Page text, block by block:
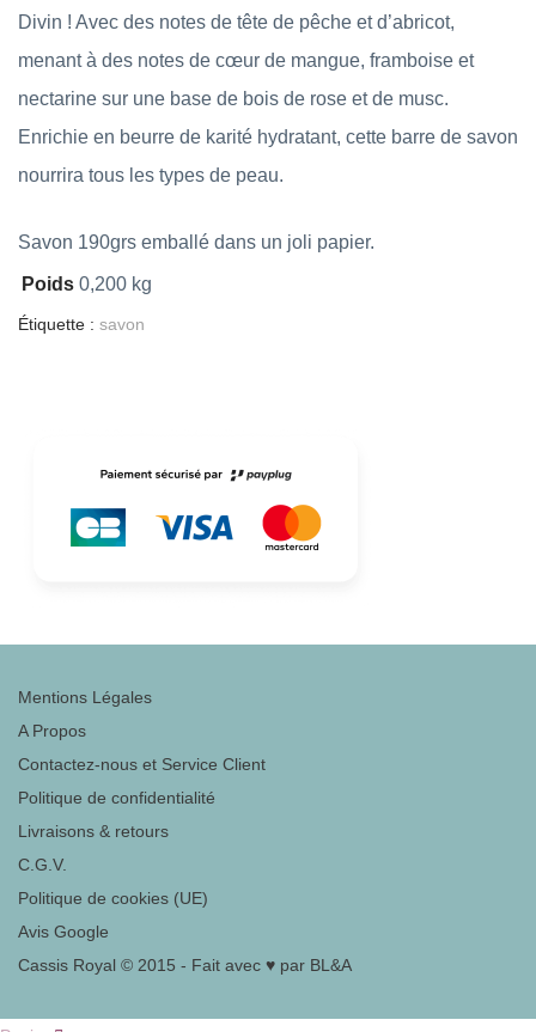
Divin ! Avec des notes de tête de pêche et d’abricot,
menant à des notes de cœur de mangue, framboise et
nectarine sur une base de bois de rose et de musc.
Enrichie en beurre de karité hydratant, cette barre de savon
nourrira tous les types de peau.
Savon 190grs emballé dans un joli papier.
Poids 0,200 kg
Étiquette : savon
Mentions Légales
A Propos
Contactez-nous et Service Client
Politique de confidentialité
Livraisons & retours
C.G.V.
Politique de cookies (UE)
Avis Google
Cassis Royal © 2015 - Fait avec ♥ par BL&A